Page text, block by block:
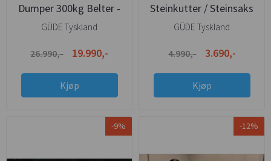
Dumper 300kg Belter -
Fleksibel kasse med kra
GÜDE Tyskland
26.990,- 19.990,-
Kjøp
Steinkutter / Steinsaks
420mm
GÜDE Tyskland
4.990,- 3.690,-
Kjøp
-9% -12%